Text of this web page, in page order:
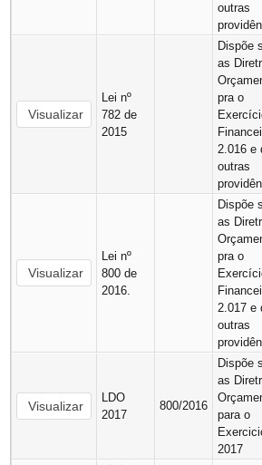
outras
Visualizar
Lei nº
782 de
2015
Dispõe
as
pra o
2.016 e
outras
Visualizar
Lei nº
800 de
2016.
Dispõe
as
pra o
2.017 e
outras
Visualizar
LDO
2017
800/2016
Dispõe
as
para o
2017